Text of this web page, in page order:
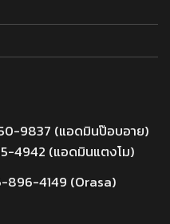
9837 (แอดมินป๊อบอาย)
4942 (แอดมินแตงโม)
896-4149 (Orasa)